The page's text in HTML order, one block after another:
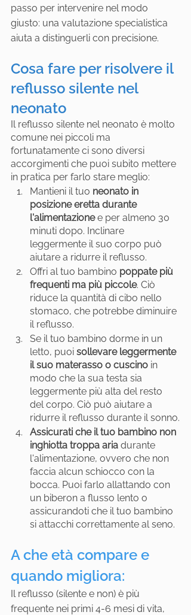
passo per intervenire nel modo
giusto: una valutazione specialistica
aiuta a distinguerli con precisione.
Cosa fare per risolvere il
reflusso silente nel
neonato
Il reflusso silente nel neonato è molto
comune nei piccoli ma
fortunatamente ci sono diversi
accorgimenti che puoi subito mettere
in pratica per farlo stare meglio:
Mantieni il tuo neonato in
posizione eretta durante
l'alimentazione e per almeno 30
minuti dopo. Inclinare
leggermente il suo corpo può
aiutare a ridurre il reflusso.
Offri al tuo bambino poppate più
frequenti ma più piccole. Ciò
riduce la quantità di cibo nello
stomaco, che potrebbe diminuire
il reflusso.
Se il tuo bambino dorme in un
letto, puoi sollevare leggermente
il suo materasso o cuscino in
modo che la sua testa sia
leggermente più alta del resto
del corpo. Ciò può aiutare a
ridurre il reflusso durante il sonno.
Assicurati che il tuo bambino non
inghiotta troppa aria durante
l'alimentazione, ovvero che non
faccia alcun schiocco con la
bocca. Puoi farlo allattando con
un biberon a flusso lento o
assicurandoti che il tuo bambino
si attacchi correttamente al seno.
A che età compare e
quando migliora:
Il reflusso (silente e non) è più
frequente nei primi 4-6 mesi di vita,